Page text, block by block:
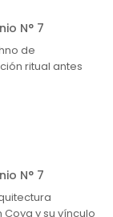
N° 7
de
ritual antes
N° 7
y su vínculo